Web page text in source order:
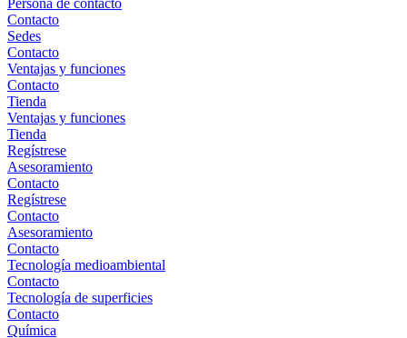
Persona de contacto
Contacto
Sedes
Contacto
Ventajas y funciones
Contacto
Tienda
Ventajas y funciones
Tienda
Regístrese
Asesoramiento
Contacto
Regístrese
Contacto
Asesoramiento
Contacto
Tecnología medioambiental
Contacto
Tecnología de superficies
Contacto
Química